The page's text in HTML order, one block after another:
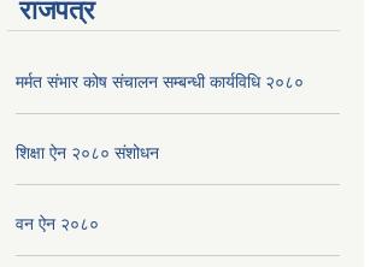
राजपत्र
मर्मत संभार कोष संचालन सम्बन्धी कार्यविधि २०८०
शिक्षा ऐन २०८० संशोधन
वन ऐन २०८०